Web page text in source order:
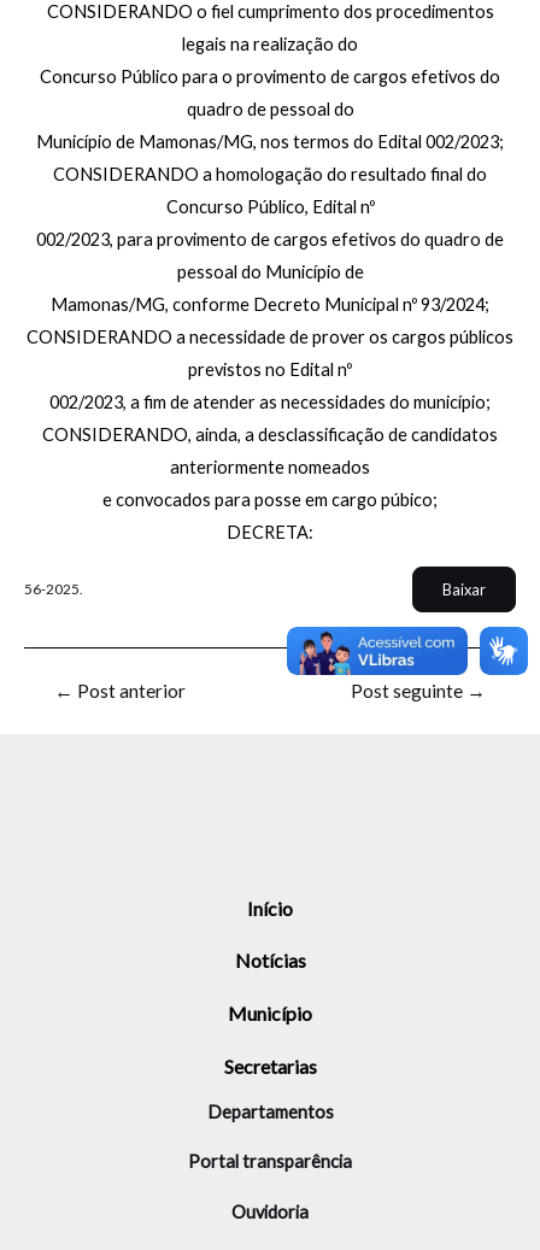
CONSIDERANDO o fiel cumprimento dos procedimentos
legais na realização do
Concurso Público para o provimento de cargos efetivos do
quadro de pessoal do
Município de Mamonas/MG, nos termos do Edital 002/2023;
CONSIDERANDO a homologação do resultado final do
Concurso Público, Edital nº
002/2023, para provimento de cargos efetivos do quadro de
pessoal do Município de
Mamonas/MG, conforme Decreto Municipal nº 93/2024;
CONSIDERANDO a necessidade de prover os cargos públicos
previstos no Edital nº
002/2023, a fim de atender as necessidades do município;
CONSIDERANDO, ainda, a desclassificação de candidatos
anteriormente nomeados
e convocados para posse em cargo púbico;
DECRETA:
56-2025. Baixar
← Post anterior Post seguinte →
Início
Notícias
Município
Secretarias
Departamentos
Portal transparência
Ouvidoria